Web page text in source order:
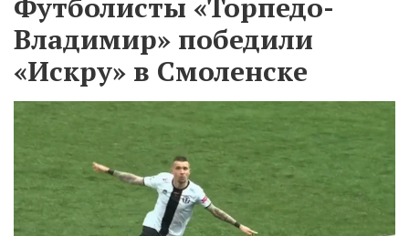
Футболисты «Торпедо-
Владимир» победили
«Искру» в Смоленске